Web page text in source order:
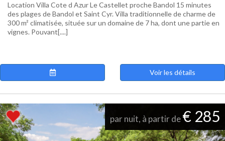
Location Villa Cote d Azur Le Castellet proche Bandol 15 minutes
des plages de Bandol et Saint Cyr. Villa traditionnelle de charme de
300 m² climatisée, située sur un domaine de 7 ha, dont une partie en
vignes. Pouvant[....]
Voir les détails
par nuit, à partir de€ 285